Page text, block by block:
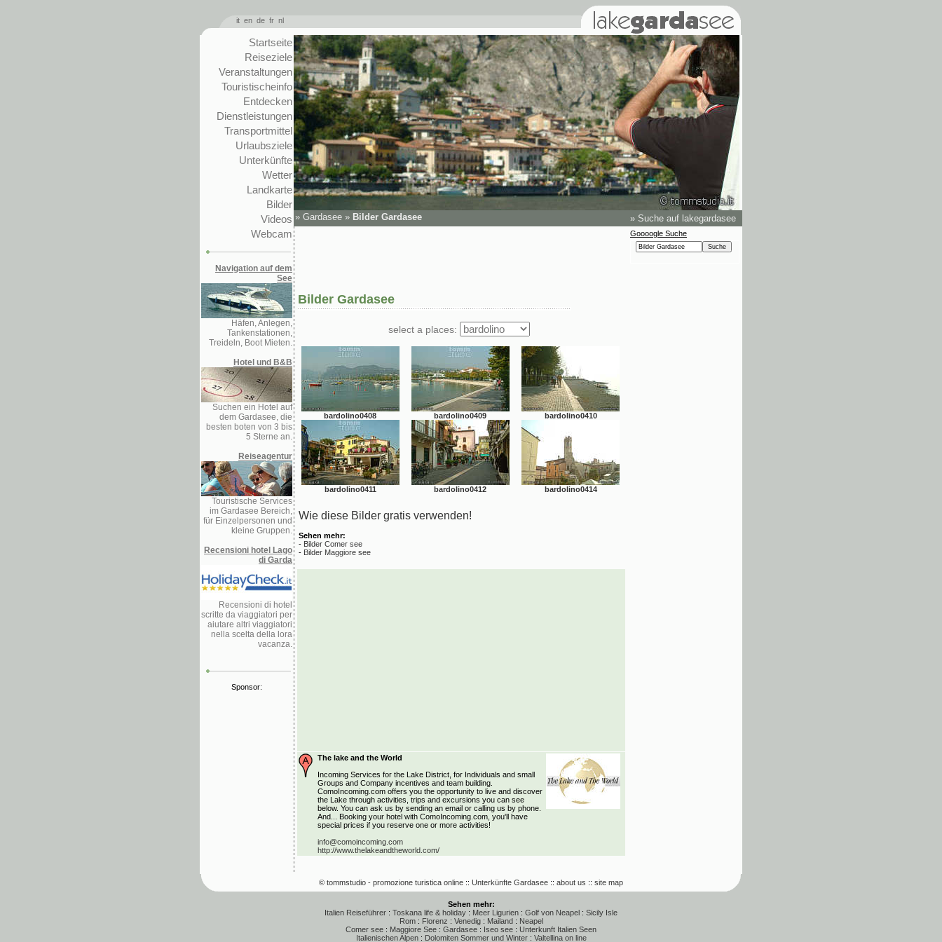
it en de fr nl
Startseite
Reiseziele
Veranstaltungen
Touristischeinfo
Entdecken
Dienstleistungen
Transportmittel
Urlaubsziele
Unterkünfte
Wetter
Landkarte
Bilder
Videos
Webcam
Navigation auf dem
See
Häfen, Anlegen,
Tankenstationen,
Treideln, Boot Mieten.
Hotel und B&B
Suchen ein Hotel auf
dem Gardasee, die
besten boten von 3 bis
5 Sterne an.
Reiseagentur
Touristische Services
im Gardasee Bereich,
für Einzelpersonen und
kleine Gruppen.
Recensioni hotel Lago
di Garda
Recensioni di hotel
scritte da viaggiatori per
aiutare altri viaggiatori
nella scelta della lora
vacanza.
Sponsor:
» Gardasee » Bilder Gardasee » Suche auf lakegardasee
Bilder Gardasee
select a places:
bardolino0408 bardolino0409 bardolino0410
bardolino0411 bardolino0412 bardolino0414
Wie diese Bilder gratis verwenden!
Sehen mehr:
- Bilder Comer see
- Bilder Maggiore see
The lake and the World
Incoming Services for the Lake District, for Individuals and small
Groups and Company incentives and team building.
ComoIncoming.com offers you the opportunity to live and discover
the Lake through activities, trips and excursions you can see
below. You can ask us by sending an email or calling us by phone.
And... Booking your hotel with ComoIncoming.com, you'll have
special prices if you reserve one or more activities!
info@comoincoming.com
http://www.thelakeandtheworld.com/
Goooogle Suche
© tommstudio - promozione turistica online :: Unterkünfte Gardasee :: about us :: site map
Sehen mehr:
Italien Reiseführer : Toskana life & holiday : Meer Ligurien : Golf von Neapel : Sicily Isle
Rom: Florenz : Venedig: Mailand: Neapel
Comer see : Maggiore See : Gardasee : Iseo see : Unterkunft Italien Seen
Italienischen Alpen: Dolomiten Sommer und Winter: Valtellina on line